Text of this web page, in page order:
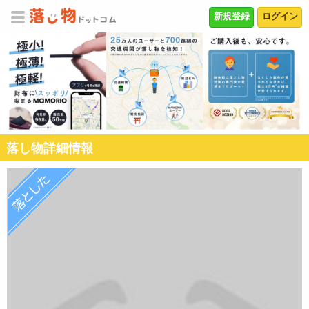
ログイン
新規登録
落し物詳細情報